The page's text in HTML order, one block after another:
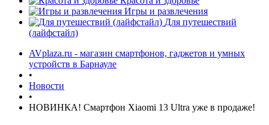
Игры и развлечения
Для путешествий
(лайфстайл)
AVplaza.ru - магазин смартфонов, гаджетов и умных
устройств в Барнауле
•
Новости
•
НОВИНКА! Cмартфон Xiaomi 13 Ultra уже в продаже!